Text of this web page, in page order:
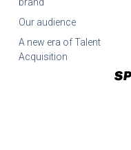
brand
Our audience
A new era of Talent
Acquisition